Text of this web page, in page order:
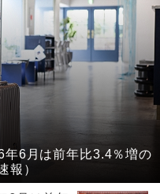
年6月は前年比3.4％増の
）